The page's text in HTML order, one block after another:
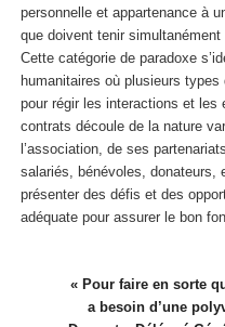
personnelle et appartenance à
que doivent tenir simultanément
Cette catégorie de paradoxe
humanitaires où plusieurs
pour régir les interactions et les
contrats découle de la nature
l’association, de ses
salariés, bénévoles, donateurs,
présenter des défis et des
adéquate pour assurer le bon
« Pour faire en sorte
a besoin d’une